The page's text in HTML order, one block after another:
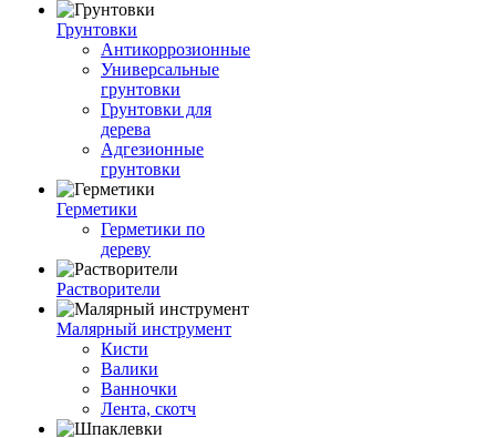
Грунтовки
Антикоррозионные
Универсальные
грунтовки
Грунтовки для
дерева
Адгезионные
грунтовки
Герметики
Герметики по
дереву
Растворители
Малярный инструмент
Кисти
Валики
Ванночки
Лента, скотч